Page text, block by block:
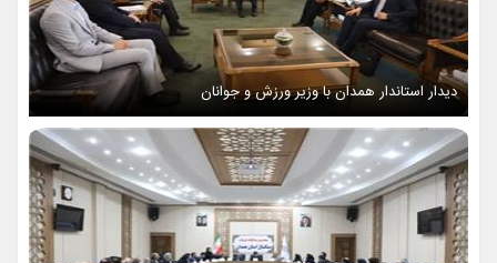
دیدار استاندار همدان با وزیر ورزش و جوانان